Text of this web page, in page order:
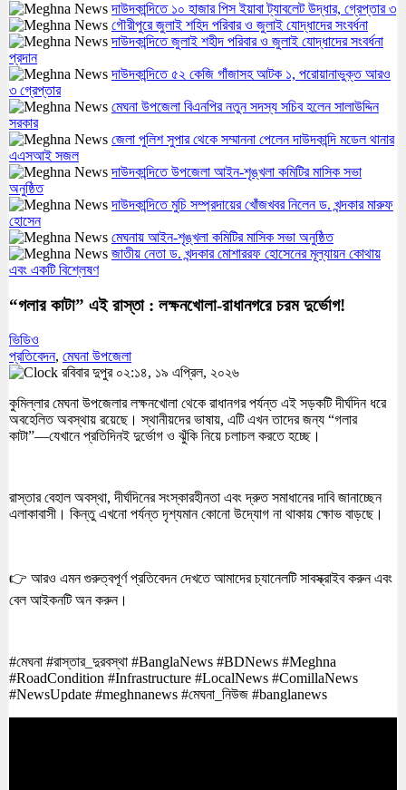
দাউদকান্দিতে ১০ হাজার পিস ইয়াবা ট্যাবলেট উদ্ধার, গ্রেপ্তার ৩
গৌরীপুরে জুলাই শহিদ পরিবার ও জুলাই যোদ্ধাদের সংবর্ধনা
দাউদকান্দিতে জুলাই শহীদ পরিবার ও জুলাই যোদ্ধাদের সংবর্ধনা
প্রদান
দাউদকান্দিতে ৫২ কেজি গাঁজাসহ আটক ১, পরোয়ানাভুক্ত আরও
৩ গ্রেপ্তার
মেঘনা উপজেলা বিএনপির নতুন সদস্য সচিব হলেন সালাউদ্দিন
সরকার
জেলা পুলিশ সুপার থেকে সম্মাননা পেলেন দাউদকান্দি মডেল থানার
এএসআই সজল
দাউদকান্দিতে উপজেলা আইন-শৃঙ্খলা কমিটির মাসিক সভা
অনুষ্ঠিত
দাউদকান্দিতে মুচি সম্প্রদায়ের খোঁজখবর নিলেন ড. খন্দকার মারুফ
হোসেন
মেঘনায় আইন-শৃঙ্খলা কমিটির মাসিক সভা অনুষ্ঠিত
জাতীয় নেতা ড. খন্দকার মোশাররফ হোসেনের মূল্যায়ন কোথায়
এবং একটি বিশ্লেষণ
“গলার কাটা” এই রাস্তা : লক্ষনখোলা-রাধানগরে চরম দুর্ভোগ!
ভিডিও
প্রতিবেদন, মেঘনা উপজেলা
রবিবার দুপুর ০২:১৪, ১৯ এপ্রিল, ২০২৬
কুমিল্লার মেঘনা উপজেলার লক্ষনখোলা থেকে রাধানগর পর্যন্ত এই সড়কটি দীর্ঘদিন ধরে
অবহেলিত অবস্থায় রয়েছে। স্থানীয়দের ভাষায়, এটি এখন তাদের জন্য “গলার
কাটা”—যেখানে প্রতিদিনই দুর্ভোগ ও ঝুঁকি নিয়ে চলাচল করতে হচ্ছে।
রাস্তার বেহাল অবস্থা, দীর্ঘদিনের সংস্কারহীনতা এবং দ্রুত সমাধানের দাবি জানাচ্ছেন
এলাকাবাসী। কিন্তু এখনো পর্যন্ত দৃশ্যমান কোনো উদ্যোগ না থাকায় ক্ষোভ বাড়ছে।
👉 আরও এমন গুরুত্বপূর্ণ প্রতিবেদন দেখতে আমাদের চ্যানেলটি সাবস্ক্রাইব করুন এবং
বেল আইকনটি অন করুন।
#মেঘনা #রাস্তার_দুরবস্থা #BanglaNews #BDNews #Meghna
#RoadCondition #Infrastructure #LocalNews #ComillaNews
#NewsUpdate #meghnanews #মেঘনা_নিউজ #banglanews